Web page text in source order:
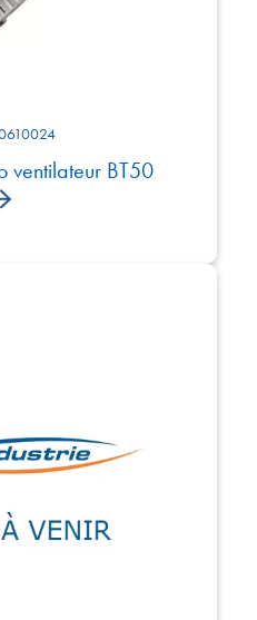
ventilateur BT50